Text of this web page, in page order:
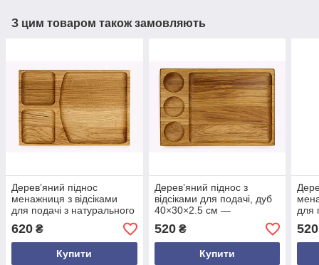
З цим товаром також замовляють
Дерев’яний піднос
менажниця з відсіками
для подачі з натурального
дуба 40×30×2.5 см —
стильний сервірувальний
піднос ручної роботи
620 ₴
Купити
Дерев’яний піднос з
відсіками для подачі, дуб
40×30×2.5 см —
сервірувальний піднос
ручної роботи в еко стилі
520₴
Купити
для
см
520